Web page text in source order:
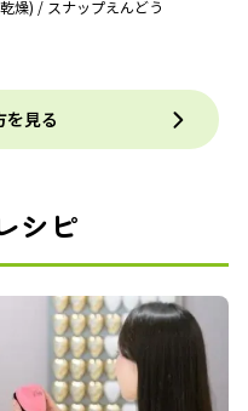
燥) / スナップえんどう
を見る
シピ